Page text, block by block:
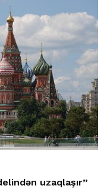
uzaqlaşır”